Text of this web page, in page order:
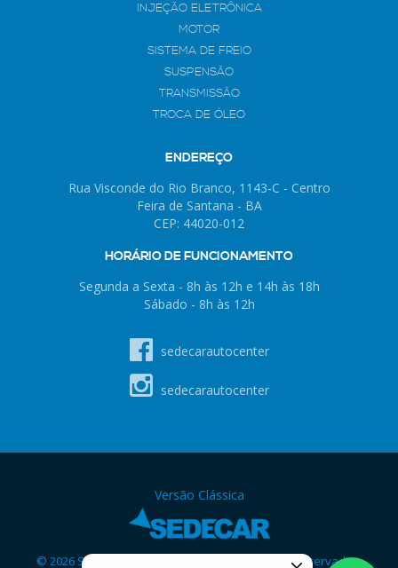
INJEÇÃO ELETRÔNICA
MOTOR
SISTEMA DE FREIO
SUSPENSÃO
TRANSMISSÃO
TROCA DE ÓLEO
ENDEREÇO
Rua Visconde do Rio Branco, 1143-C - Centro
Feira de Santana - BA
CEP: 44020-012
HORÁRIO DE FUNCIONAMENTO
Segunda a Sexta - 8h às 12h e 14h às 18h
Sábado - 8h às 12h
sedecarautocenter
sedecarautocenter
Versão Clássica
© 2026 SedeCar Auto Center - Todos os direitos reservados.